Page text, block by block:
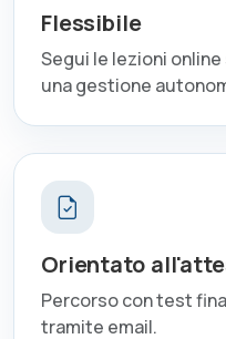
Flessibile
Segui le lezioni
una gestione
Orientato
Percorso con test
tramite email.